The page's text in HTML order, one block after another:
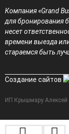
Компания «Grand
для бронирования
несет
времени выезда
стараемся быть
Создание сайтов
ИП Крышмару